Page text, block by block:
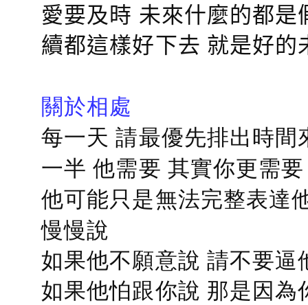
愛要及時 未來什麼的都
續都這樣好下去 就是好的
關於相處
每一天 請最優先排出時
一半 他需要 其實你更需要
他可能只是無法完整表達
慢慢說
如果他不願意說 請不要逼
如果他怕跟你說 那是因